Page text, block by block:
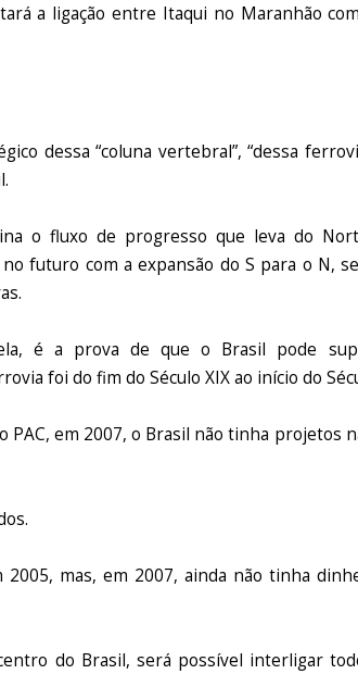
a ligação entre Itaqui no Maranhão
dessa “coluna vertebral”, “dessa
o fluxo de progresso que leva do
futuro com a expansão do S para o N,
é a prova de que o Brasil pode
foi do fim do Século XIX ao início do
em 2007, o Brasil não tinha projetos
mas, em 2007, ainda não tinha
do Brasil, será possível interligar